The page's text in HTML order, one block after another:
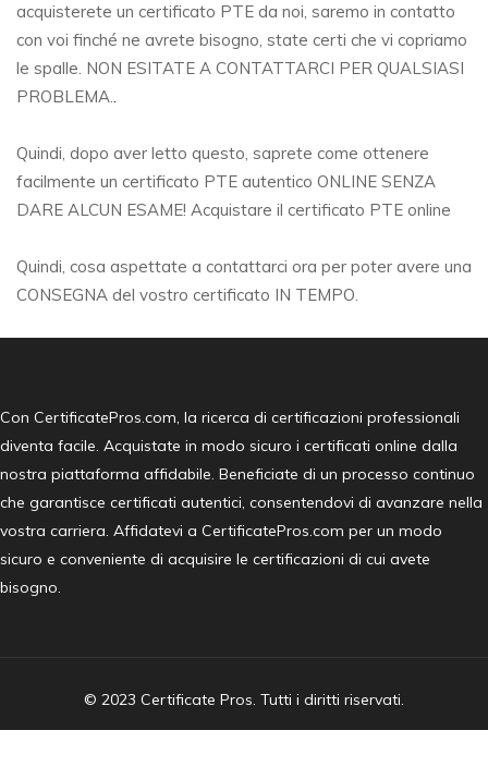
acquisterete un certificato PTE da noi, saremo in contatto
con voi finché ne avrete bisogno, state certi che vi copriamo
le spalle. NON ESITATE A CONTATTARCI PER QUALSIASI
PROBLEMA..
Quindi, dopo aver letto questo, saprete come ottenere
facilmente un certificato PTE autentico ONLINE SENZA
DARE ALCUN ESAME! Acquistare il certificato PTE online
Quindi, cosa aspettate a contattarci ora per poter avere una
CONSEGNA del vostro certificato IN TEMPO.
Con CertificatePros.com, la ricerca di certificazioni professionali
diventa facile. Acquistate in modo sicuro i certificati online dalla
nostra piattaforma affidabile. Beneficiate di un processo continuo
che garantisce certificati autentici, consentendovi di avanzare nella
vostra carriera. Affidatevi a CertificatePros.com per un modo
sicuro e conveniente di acquisire le certificazioni di cui avete
bisogno.
© 2023 Certificate Pros. Tutti i diritti riservati.